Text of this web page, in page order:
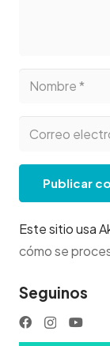
Publicar
Este sitio usa
cómo se
Seguinos